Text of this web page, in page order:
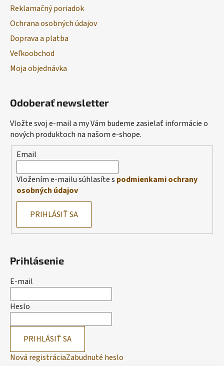
Reklamačný poriadok
Ochrana osobných údajov
Doprava a platba
Veľkoobchod
Moja objednávka
Odoberať newsletter
Vložte svoj e-mail a my Vám budeme zasielať informácie o
nových produktoch na našom e-shope.
Email
Vložením e-mailu súhlasíte s podmienkami ochrany
osobných údajov
PRIHLÁSIŤ SA
Prihlásenie
E-mail
Heslo
PRIHLÁSIŤ SA
Nová registráciaZabudnuté heslo